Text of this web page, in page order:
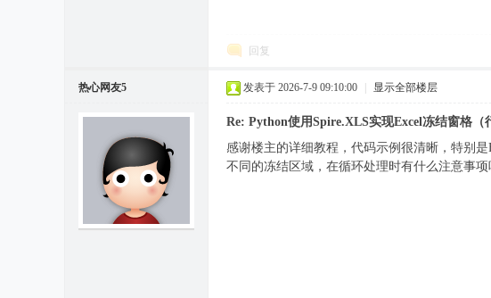
回复
热心网友5 发表于 2026-7-9 09:10:00 显示全部楼层
Re: Python使用Spire.XLS实现Excel冻结窗格（
感谢楼主的详细教程，代码示例很清晰，特别
不同的冻结区域，在循环处理时有什么注意事